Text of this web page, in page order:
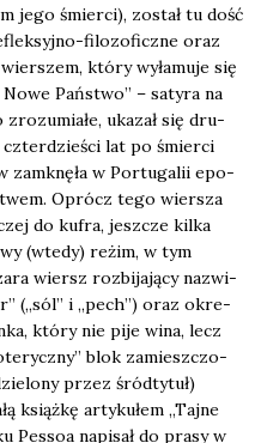
jego śmier­ci), został tu dość
filo­zo­ficz­ne oraz
któ­ry wyła­mu­je się
Pań­stwo” – saty­ra na
uka­zał się dru­
lat po śmier­ci
zamknę­ła w Por­tu­ga­lii epo­
Oprócz tego wier­sza
do kufra, jesz­cze kil­ka
(wte­dy) reżim, w tym
wiersz roz­bi­ja­ją­cy nazwi­
(„sól” i „pech”) oraz okre­
któ­ry nie pije wina, lecz
blok zamiesz­czo­
przez śród­ty­tuł)
książ­kę arty­ku­łem „Taj­ne
Pes­soa napi­sał do pra­sy w